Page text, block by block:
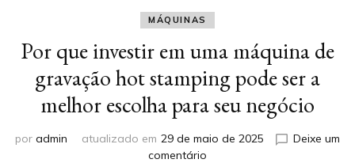
MÁQUINAS
Por que investir em uma máquina de
gravação hot stamping pode ser a
melhor escolha para seu negócio
por admin atualizado em 29 de maio de 2025
Deixe um
comentário